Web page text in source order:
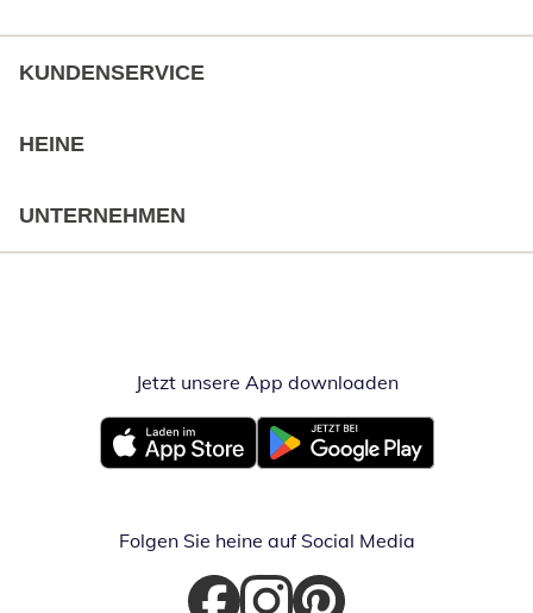
KUNDENSERVICE
HEINE
UNTERNEHMEN
Jetzt unsere App downloadenÖffnet in
Öffnet in neuem FensterÖffnet in neuem Fenster
Folgen Sie heine auf Social Media